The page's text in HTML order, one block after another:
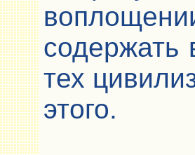
содержать
тех
этого.